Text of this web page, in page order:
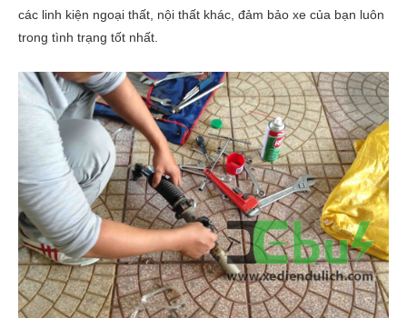
các linh kiện ngoại thất, nội thất khác, đảm bảo xe của bạn luôn
trong tình trạng tốt nhất.